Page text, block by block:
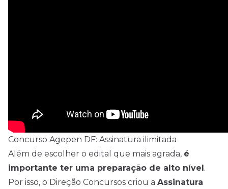
Concurso Agepen DF: Assinatura ilimitada
Além de escolher o edital que mais agrada, é
importante ter uma preparação de alto nível.
Por isso, o Direção Concursos criou a Assinatura